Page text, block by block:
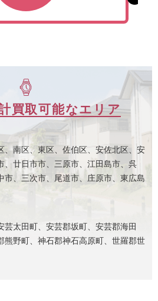
買取可能なエリア
、南区、東区、佐伯区、安佐北区、安
、廿日市市、三原市、江田島市、呉
市、三次市、尾道市、庄原市、東広島
芸太田町、安芸郡坂町、安芸郡海田
熊野町、神石郡神石高原町、世羅郡世